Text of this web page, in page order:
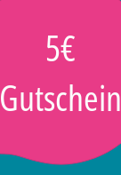
5€
Gutschein